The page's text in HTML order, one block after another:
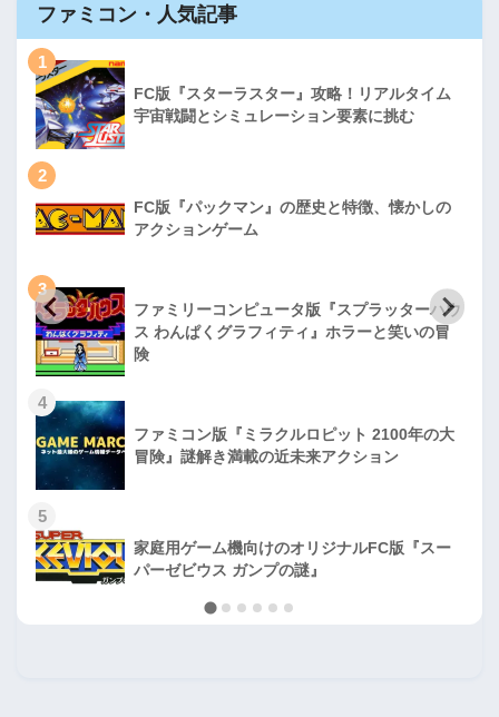
ファミコン・人気記事
1
FC版『スターラスター』攻略！リアルタイム
宇宙戦闘とシミュレーション要素に挑む
2
FC版『パックマン』の歴史と特徴、懐かしの
アクションゲーム
3
ファミリーコンピュータ版『スプラッターハウ
ス わんぱくグラフィティ』ホラーと笑いの冒
険
4
ファミコン版『ミラクルロピット 2100年の大
冒険』謎解き満載の近未来アクション
5
家庭用ゲーム機向けのオリジナルFC版『スー
パーゼビウス ガンプの謎』